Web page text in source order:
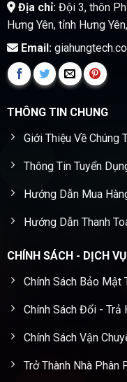
Địa chỉ:Đội 3, thôn
Hưng Yên, tỉnh Hưng
Email:
THÔNG TIN CHUNG
Giới Thiệu Về Chúng
Thông Tin Tuyển
Hướng Dẫn Mua
Hướng Dẫn Thanh
CHÍNH SÁCH - DỊCH VỤ
Chính Sách Bảo Mật
Chính Sách Đổi - Trả
Chính Sách Vận
Trở Thành Nhà Phân